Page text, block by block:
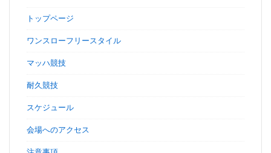
トップページ
ワンスローフリースタイル
マッハ競技
耐久競技
スケジュール
会場へのアクセス